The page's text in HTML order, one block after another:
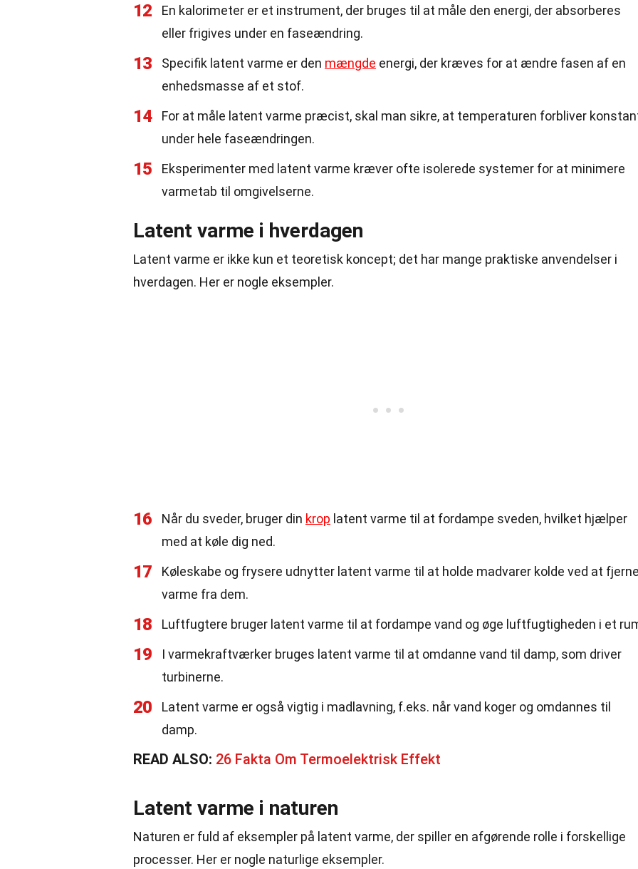
12
En kalorimeter er et instrument, der bruges til at måle den energi, der absorberes
eller frigives under en faseændring.
13 Specifik latent varme er den mængde energi, der kræves for at ændre fasen af en
enhedsmasse af et stof.
14
For at måle latent varme præcist, skal man sikre, at temperaturen forbliver
under hele faseændringen.
15
Eksperimenter med latent varme kræver ofte isolerede systemer for at minimere
varmetab til omgivelserne.
Latent varme i hverdagen
Latent varme er ikke kun et teoretisk koncept; det har mange praktiske anvendelser i
hverdagen. Her er nogle eksempler.
16 Når du sveder, bruger din krop latent varme til at fordampe sveden, hvilket hjælper
med at køle dig ned.
17
Køleskabe og frysere udnytter latent varme til at holde madvarer kolde ved at
varme fra dem.
18 Luftfugtere bruger latent varme til at fordampe vand og øge luftfugtigheden i et
19
I varmekraftværker bruges latent varme til at omdanne vand til damp, som driver
turbinerne.
20
Latent varme er også vigtig i madlavning, f.eks. når vand koger og omdannes til
damp.
READ ALSO: 26 Fakta Om Termoelektrisk Effekt
Latent varme i naturen
Naturen er fuld af eksempler på latent varme, der spiller en afgørende rolle i forskellige
processer. Her er nogle naturlige eksempler.